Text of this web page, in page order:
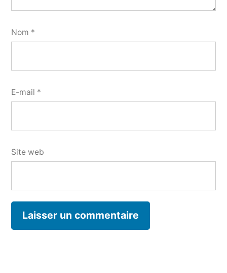
Nom *
E-mail *
Site web